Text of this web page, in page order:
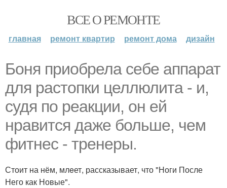
ВСЕ О РЕМОНТЕ
главная ремонт квартир ремонт дома дизайн
Боня приобрела себе аппарат
для растопки целлюлита - и,
судя по реакции, он ей
нравится даже больше, чем
фитнес - тренеры.
Стоит на нём, млeет, рассказывает, что "Ноги После
Него как Новые".